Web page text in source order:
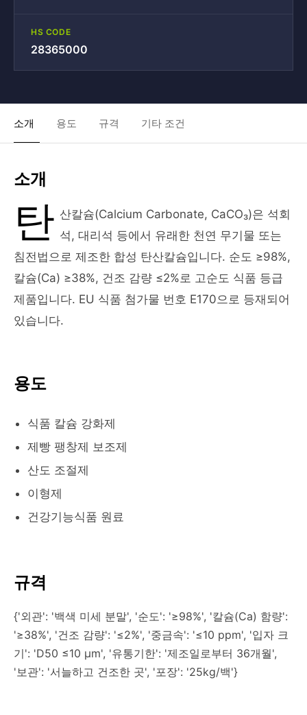
HS CODE
28365000
소개 용도 규격 기타 조건
소개
탄 산칼슘(Calcium Carbonate, CaCO₃)은 석회
석, 대리석 등에서 유래한 천연 무기물 또는
침전법으로 제조한 합성 탄산칼슘입니다. 순도 ≥98%,
칼슘(Ca) ≥38%, 건조 감량 ≤2%로 고순도 식품 등급
제품입니다. EU 식품 첨가물 번호 E170으로 등재되어
있습니다.
용도
식품 칼슘 강화제
제빵 팽창제 보조제
산도 조절제
이형제
건강기능식품 원료
규격
{'외관': '백색 미세 분말', '순도': '≥98%', '칼슘(Ca) 함량':
'≥38%', '건조 감량': '≤2%', '중금속': '≤10 ppm', '입자 크
기': 'D50 ≤10 μm', '유통기한': '제조일로부터 36개월',
'보관': '서늘하고 건조한 곳', '포장': '25kg/백'}